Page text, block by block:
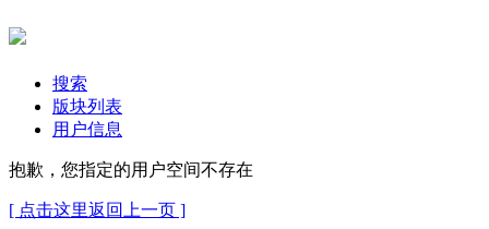
搜索
版块列表
用户信息
抱歉，您指定的用户空间不存在
[ 点击这里返回上一页 ]